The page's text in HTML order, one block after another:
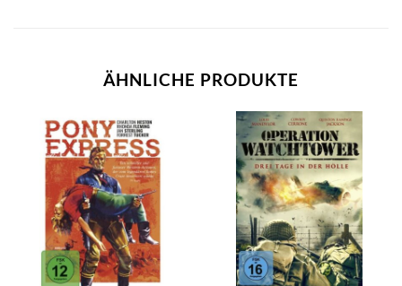
ÄHNLICHE PRODUKTE